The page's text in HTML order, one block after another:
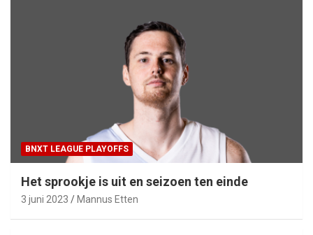
BNXT LEAGUE PLAYOFFS
Het sprookje is uit en seizoen ten einde
3 juni 2023 Mannus Etten